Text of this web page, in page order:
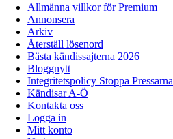
Allmänna villkor för Premium
Annonsera
Arkiv
Återställ lösenord
Bästa kändissajterna 2026
Bloggnytt
Integritetspolicy Stoppa Pressarna
Kändisar A-Ö
Kontakta oss
Logga in
Mitt konto